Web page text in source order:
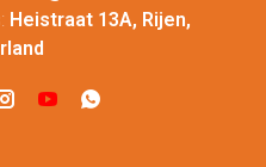
Heistraat 13A, Rijen,